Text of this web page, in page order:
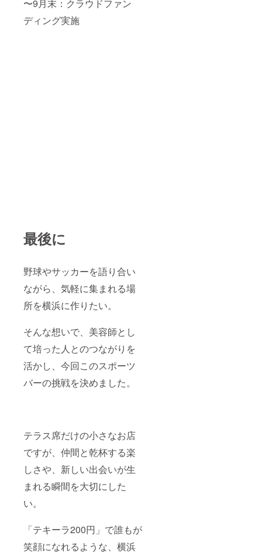
〜9月末：クラウドファン
ディング実施
最後に
野球やサッカーを語り合い
ながら、気軽に集まれる場
所を横浜に作りたい。
そんな想いで、美容師とし
て培った人とのつながりを
活かし、今回このスポーツ
バーの挑戦を決めました。
テラス席だけの小さなお店
ですが、仲間と乾杯する楽
しさや、新しい出会いが生
まれる瞬間を大切にした
い。
「テキーラ200円」で誰もが
笑顔になれるような、横浜